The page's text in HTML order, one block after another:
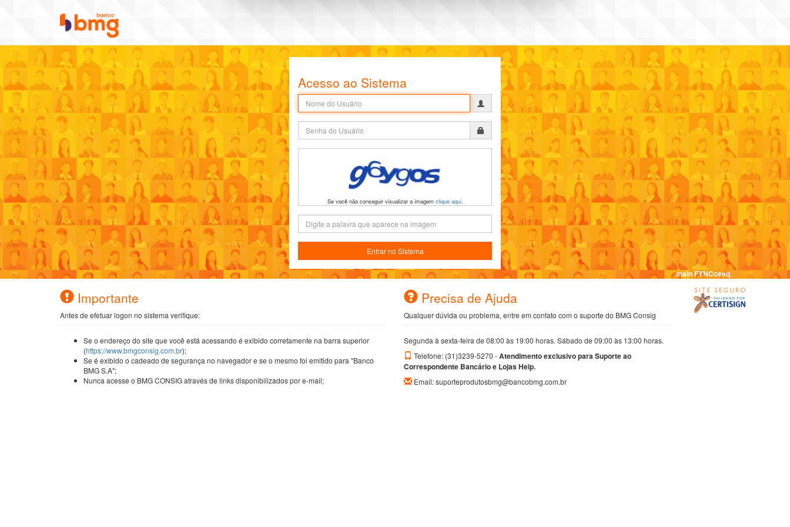
Acesso ao Sistema
Usuário
Senha
Se você não conseguir visualizar a imagem clique aqui.
Captcha
Entrar no Sistema
main FYNCceeq
Importante
Antes de efetuar logon no sistema verifique:
Se o endereço do site que você está acessando é exibido corretamente na barra superior
(https://www.bmgconsig.com.br);
Se é exibido o cadeado de segurança no navegador e se o mesmo foi emitido para "Banco
BMG S.A";
Nunca acesse o BMG CONSIG através de links disponibilizados por e-mail;
Precisa de Ajuda
Qualquer dúvida ou problema, entre em contato com o suporte do BMG Consig
Segunda à sexta-feira de 08:00 às 19:00 horas. Sábado de 09:00 às 13:00 horas.
Telefone: (31)3239-5270 -Atendimento exclusivo para Suporte ao
Correspondente Bancário e Lojas Help.
Email: suporteprodutosbmg@bancobmg.com.br